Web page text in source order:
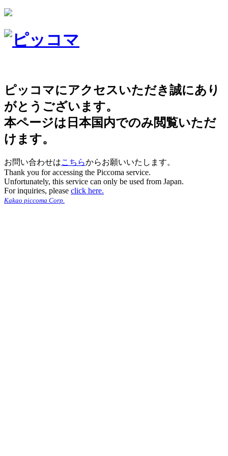
ピッコマにアクセスいただき誠にあり
がとうございます。
本ページは日本国内でのみ閲覧いただ
けます。
お問い合わせはこちらからお願いいたします。
Thank you for accessing the Piccoma service.
Unfortunately, this service can only be used from Japan.
For inquiries, please click here.
Kakao piccoma Corp.